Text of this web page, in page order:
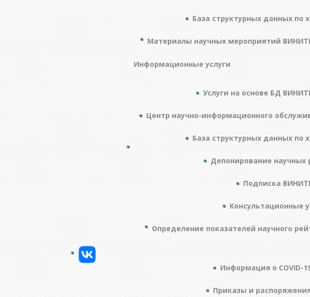
База структурных данных по
Материалы научных мероприятий
Информационные услуги
Услуги на основе БД
Центр научно-информационного
База структурных данных по
Депонирование научных
Подписка
Консультационные
Определение показателей научного
Информация о COVID-
Приказы и